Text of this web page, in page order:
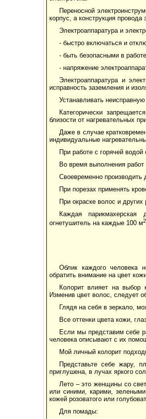
Переносной
корпус, а конструкция провода
Электроаппаратура и
- быстро включаться и
- быть безопасными в работе
- напряжение
Электроаппаратура и
исправность заземления и
Устанавливать
Категорически
близости от нагревательных
Даже в случае
индивидуальные
При работе с горячей
Во время выполнения работ
Своевременно
При порезах применять
При окраске волос и
Каждая парикмахерская
огнетушитель на каждые 100 м2
Облик каждого человека
обратить внимание на цвет
Колорит влияет на
Изменив цвет волос, следует
Глядя на себя в зеркало,
Все оттенки цвета кожи,
Если мы представим себе
человека описывают с их
Мой личный колорит
Представьте себе жару,
приглушена, в лучах яркого
Лето – это женщины со
или синими, карими,
кожей розоватого или
Для помады: